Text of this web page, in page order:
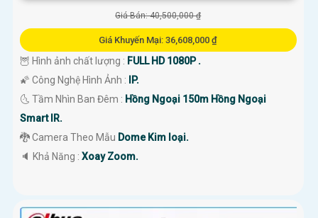
Giá Bán: 40,500,000 ₫
Giá Khuyến Mại: 36,608,000 ₫
🦉 Hình ảnh chất lượng : FULL HD 1080P .
🌠 Công Nghệ Hình Ảnh :
IP.
🌜 Tầm Nhìn Ban Đêm : Hồng Ngoại 150m Hồng Ngoại
Smart IR.
🐉️ Camera Theo Mẫu Dome Kim loại.
️🔈 Khả Năng : Xoay Zoom.